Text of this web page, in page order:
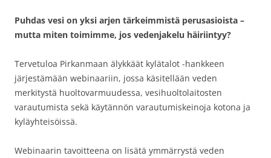
Puhdas vesi on yksi arjen tärkeimmistä perusasioista –
mutta miten toimimme, jos vedenjakelu häiriintyy?
Tervetuloa Pirkanmaan älykkäät kylätalot -hankkeen
järjestämään webinaariin, jossa käsitellään veden
merkitystä huoltovarmuudessa, vesihuoltolaitosten
varautumista sekä käytännön varautumiskeinoja kotona ja
kyläyhteisöissä.
Webinaarin tavoitteena on lisätä ymmärrystä veden